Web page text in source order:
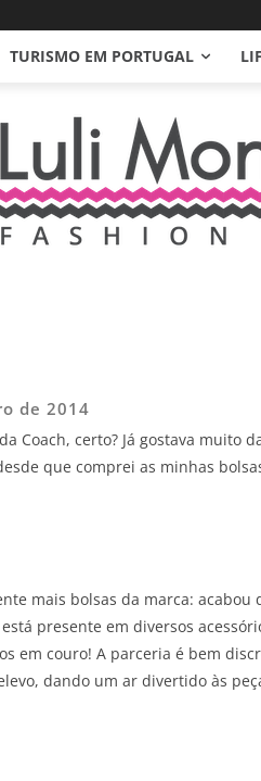
TURISMO EM PORTUGAL
de 2014
Coach, certo? Já gostava muito
que comprei as minhas
mais bolsas da marca: acabou
presente em diversos
em couro! A parceria é bem
dando um ar divertido às